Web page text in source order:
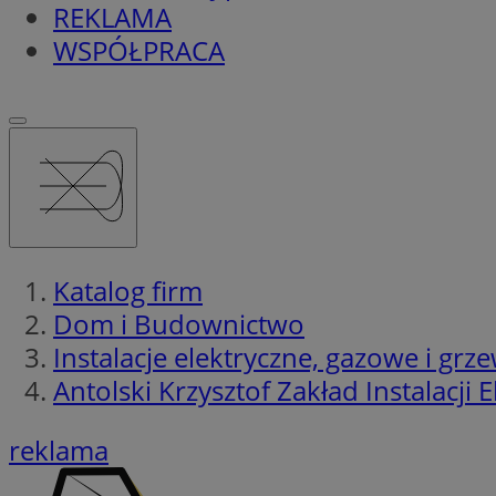
REKLAMA
WSPÓŁPRACA
Katalog firm
Dom i Budownictwo
Instalacje elektryczne, gazowe i
Antolski Krzysztof Zakład Instalacji
reklama